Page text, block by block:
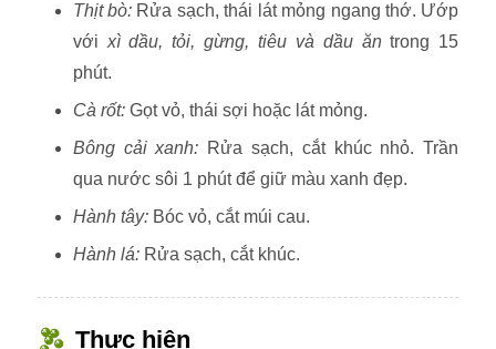
Thịt bò: Rửa sạch, thái lát mỏng ngang thớ. Ướp
vớixì dầu, tỏi, gừng, tiêu và dầu ăntrong 15
phút.
Cà rốt:Gọt vỏ, thái sợi hoặc lát mỏng.
Bông cải xanh: Rửa sạch, cắt khúc nhỏ. Trần
qua nước sôi 1 phút để giữ màu xanh đẹp.
Hành tây:Bóc vỏ, cắt múi cau.
Hành lá:Rửa sạch, cắt khúc.
Thực hiện